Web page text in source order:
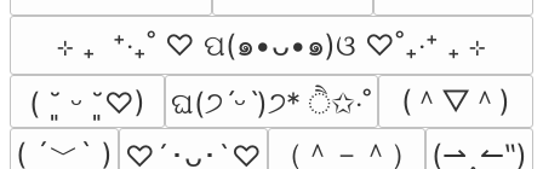
⊹ ₊  ⁺‧₊˚ ♡ ପ(๑•ᴗ•๑)ଓ ♡˚₊‧⁺ ₊ ⊹
( ˘͈ ᵕ ˘͈♡)
ଘ(੭ˊᵕˋ)੭* ੈ✩‧˚
(＾▽＾)
( ´﹀` ) ♡´･ᴗ･`♡ （＾－＾）
(⇀‸↼‶)